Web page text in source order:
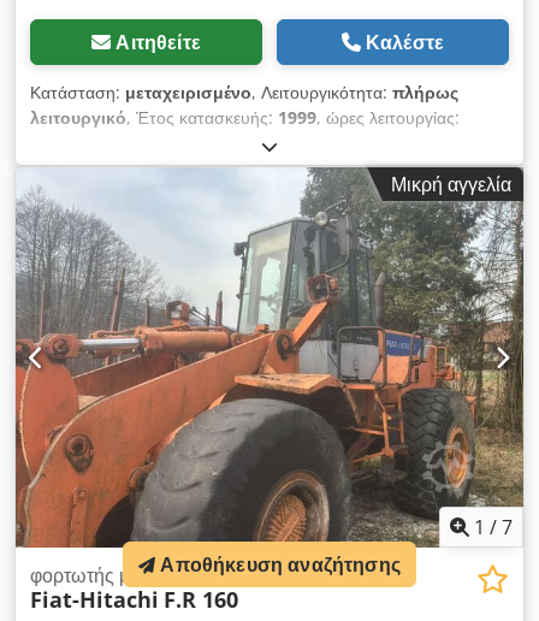
Αιτηθείτε Καλέστε
Κατάσταση: μεταχειρισμένο, Λειτουργικότητα: πλήρως
λειτουργικό, Έτος κατασκευής: 1999, ώρες λειτουργίας:
, Το μηχάνημα είναι σε καλή κατάσταση. Όλες οι
βασικές λειτουργίες είναι λειτουργικές. Έτοιμο για χρήση.
Cedezam Dzopfx Ahisha
Μικρή αγγελία
1 /7
φορτωτής με ελαστικά
Fiat-Hitachi F.R 160
Αποθήκευση αναζήτησης